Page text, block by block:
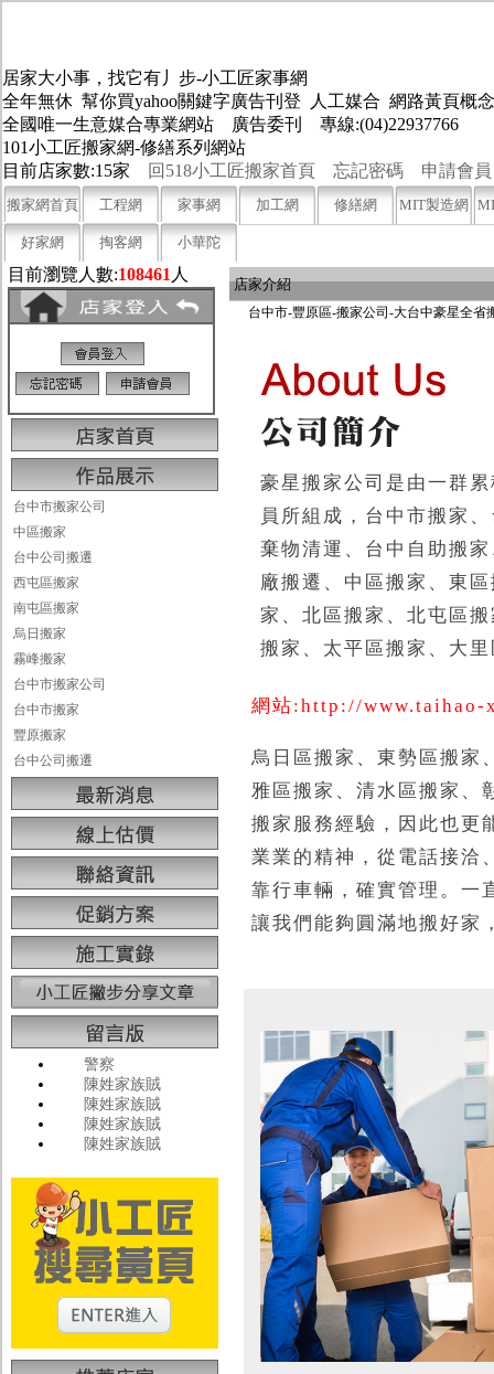
居家大小事，找它有丿步-小工匠家事網
全年無休 幫你買yahoo關鍵字廣告刊登 人工媒合 網路黃頁概
全國唯一生意媒合專業網站 廣告委刊 專線:(04)22937766
101小工匠搬家網-修繕系列網站
目前店家數:15家
回518小工匠搬家首頁 忘記密碼 申請會員
搬家網首頁 工程網 家事網 加工網 修繕網 MIT製造網
好家網 掏客網 小華陀
目前瀏覽人數:108461 人
台中市搬家公司
中區搬家
台中公司搬遷
西屯區搬家
南屯區搬家
烏日搬家
霧峰搬家
台中市搬家公司
台中市搬家
豐原搬家
台中公司搬遷
警察
陳姓家族賊
陳姓家族賊
陳姓家族賊
陳姓家族賊
店家介紹
台中市-豐原區-搬家公司-大台中豪星全省
豪星搬家公司是由一群
員所組成，台中市搬家
棄物清運、台中自助搬
廠搬遷、中區搬家、東
家、北區搬家、北屯區
搬家、太平區搬家、大
網站:http://www.taihao-
烏日區搬家、東勢區搬家
雅區搬家、清水區搬家、
搬家服務經驗，因此也更
業業的精神，從電話接洽
靠行車輛，確實管理。一
讓我們能夠圓滿地搬好家